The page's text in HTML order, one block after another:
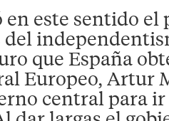
este sentido el
del
que España
Europeo, Artur
central para ir